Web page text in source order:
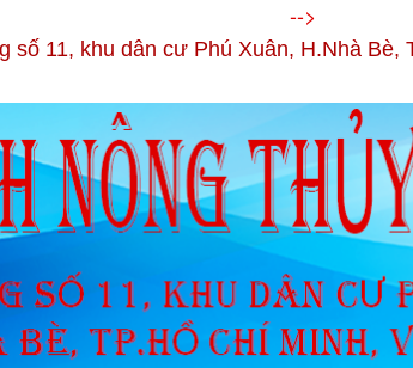
-->
số 11, khu dân cư Phú Xuân, H.Nhà Bè,